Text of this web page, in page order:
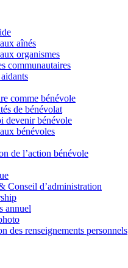
aînés
organismes
communautaires
comme bénévole
de bénévolat
devenir bénévole
bénévoles
de l’action bénévole
Conseil d’administration
annuel
des renseignements personnels